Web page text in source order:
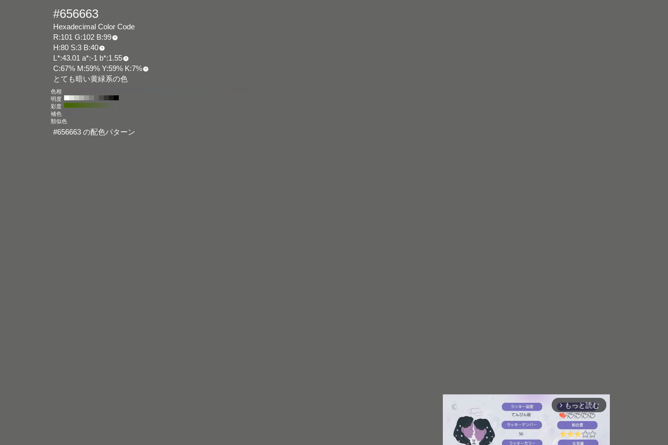
#656663
Hexadecimal Color Code
R:101 G:102 B:99
H:80 S:3 B:40
L*:43.01 a*:-1 b*:1.55
C:67% M:59% Y:59% K:7%
とても暗い黄緑系の色
色相
明度
彩度
補色
類似色
#656663 の配色パターン
arrow_forward_ios もっと読む